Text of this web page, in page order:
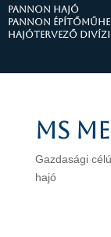
PANNON HAJÓ
Pannon
Hajótervező
MS
Gazdasági
hajó